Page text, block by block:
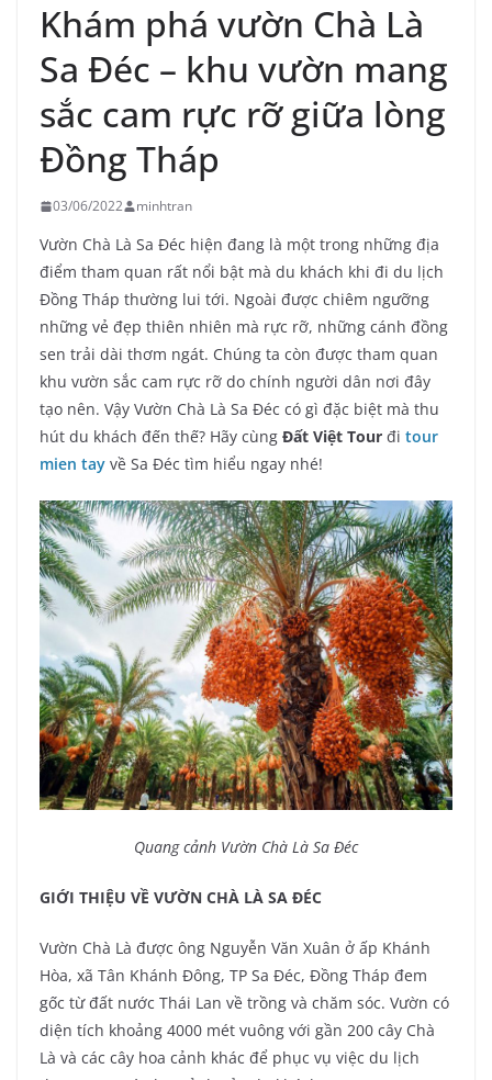
Khám phá vườn Chà Là
Sa Đéc – khu vườn mang
sắc cam rực rỡ giữa lòng
Đồng Tháp
03/06/2022 minhtran
Vườn Chà Là Sa Đéc hiện đang là một trong những địa
điểm tham quan rất nổi bật mà du khách khi đi du lịch
Đồng Tháp thường lui tới. Ngoài được chiêm ngưỡng
những vẻ đẹp thiên nhiên mà rực rỡ, những cánh đồng
sen trải dài thơm ngát. Chúng ta còn được tham quan
khu vườn sắc cam rực rỡ do chính người dân nơi đây
tạo nên. Vậy Vườn Chà Là Sa Đéc có gì đặc biệt mà thu
hút du khách đến thế? Hãy cùng Đất Việt Tour đi tour
mien tay về Sa Đéc tìm hiểu ngay nhé!
Quang cảnh Vườn Chà Là Sa Đéc
GIỚI THIỆU VỀ VƯỜN CHÀ LÀ SA ĐÉC
Vườn Chà Là được ông Nguyễn Văn Xuân ở ấp Khánh
Hòa, xã Tân Khánh Đông, TP Sa Đéc, Đồng Tháp đem
gốc từ đất nước Thái Lan về trồng và chăm sóc. Vườn có
diện tích khoảng 4000 mét vuông với gần 200 cây Chà
Là và các cây hoa cảnh khác để phục vụ việc du lịch